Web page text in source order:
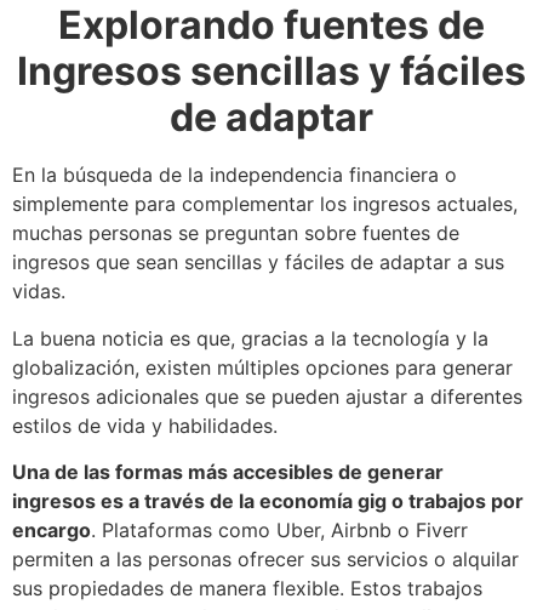
Explorando fuentes de
Ingresos sencillas y fáciles
de adaptar
En la búsqueda de la independencia financiera o
simplemente para complementar los ingresos actuales,
muchas personas se preguntan sobre fuentes de
ingresos que sean sencillas y fáciles de adaptar a sus
vidas.
La buena noticia es que, gracias a la tecnología y la
globalización, existen múltiples opciones para generar
ingresos adicionales que se pueden ajustar a diferentes
estilos de vida y habilidades.
Una de las formas más accesibles de generar
ingresos es a través de la economía gig o trabajos por
encargo. Plataformas como Uber, Airbnb o Fiverr
permiten a las personas ofrecer sus servicios o alquilar
sus propiedades de manera flexible. Estos trabajos